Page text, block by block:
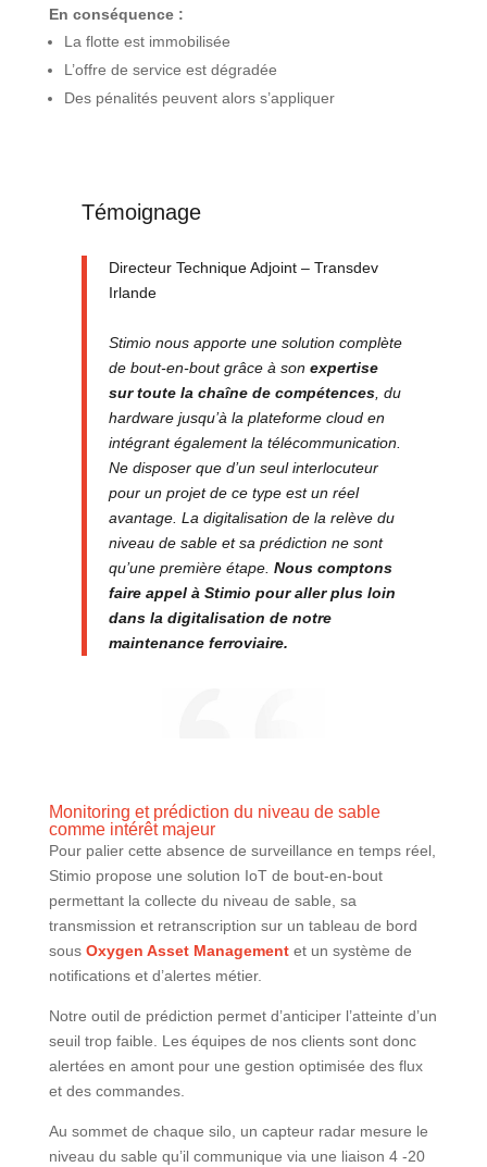
En conséquence :
La flotte est immobilisée
L’offre de service est dégradée
Des pénalités peuvent alors s’appliquer
Témoignage
Directeur Technique Adjoint – Transdev
Irlande
Stimio nous apporte une solution complète
de bout-en-bout grâce à son expertise
sur toute la chaîne de compétences, du
hardware jusqu’à la plateforme cloud en
intégrant également la télécommunication.
Ne disposer que d’un seul interlocuteur
pour un projet de ce type est un réel
avantage. La digitalisation de la relève du
niveau de sable et sa prédiction ne sont
qu’une première étape. Nous comptons
faire appel à Stimio pour aller plus loin
dans la digitalisation de notre
maintenance ferroviaire.
Monitoring et prédiction du niveau de sable
comme intérêt majeur
Pour palier cette absence de surveillance en temps réel,
Stimio propose une solution IoT de bout-en-bout
permettant la collecte du niveau de sable, sa
transmission et retranscription sur un tableau de bord
sous Oxygen Asset Managementet un système de
notifications et d’alertes métier.
Notre outil de prédiction permet d’anticiper l’atteinte d’un
seuil trop faible. Les équipes de nos clients sont donc
alertées en amont pour une gestion optimisée des flux
et des commandes.
Au sommet de chaque silo, un capteur radar mesure le
niveau du sable qu’il communique via une liaison 4 -20